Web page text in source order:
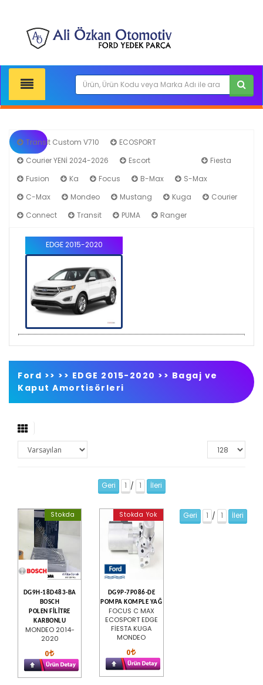
Transit Custom V710
ECOSPORT
Courier YENİ 2024-2026
Escort
Fiesta
Fusion
Ka Focus B-Max
S-Max
C-Max
Mondeo Mustang Kuga
Courier
Connect
Transit PUMA Ranger
EDGE 2015-2020
Ford >> >> EDGE 2015-2020 >> Bagaj ve
Kaput Amortisörleri
Geri 1 / 1 İleri
Stokda
DG9H-18D483-BA
BOSCH
POLEN FİLİTRE
KARBONLU
MONDEO 2014-
2020
0
Stokda Yok
DG9P-7P086-DE
POMPA KOMPLE YAĞ
FOCUS C MAX
ECOSPORT EDGE
FİESTA KUGA
MONDEO
0
Geri 1 / 1 İleri